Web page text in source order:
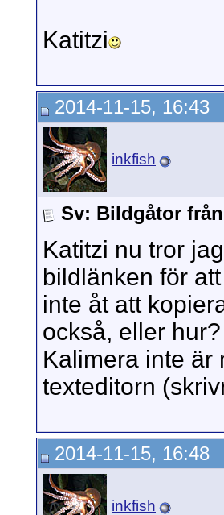
Katitzi
2014-11-15, 16:43
inkfish
Sv: Bildgåtor
Katitzi nu tror
bildlänken för
inte åt att
också, eller
Kalimera inte är
texteditorn
2014-11-15, 16:48
inkfish